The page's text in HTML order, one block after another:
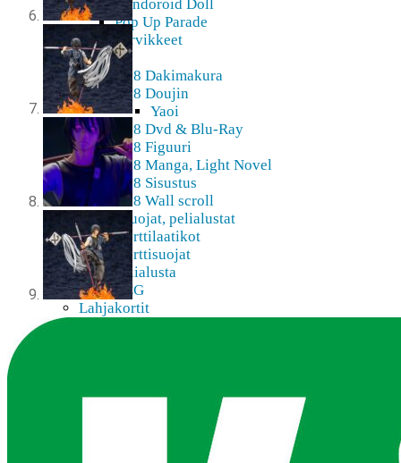
Nendoroid Doll
Pop Up Parade
Tarvikkeet
K18
K18 Dakimakura
K18 Doujin
Yaoi
K18 Dvd & Blu-Ray
K18 Figuuri
K18 Manga, Light Novel
K18 Sisustus
K18 Wall scroll
Kortit, suojat, pelialustat
Korttilaatikot
Korttisuojat
Pelialusta
TCG
Lahjakortit
Mukit, lasit